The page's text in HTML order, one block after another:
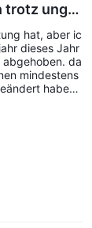
trotz ungü
eine höh
hat, aber ic
dieses Jahr
da
mindestens
haben,
habe sie verl
ab